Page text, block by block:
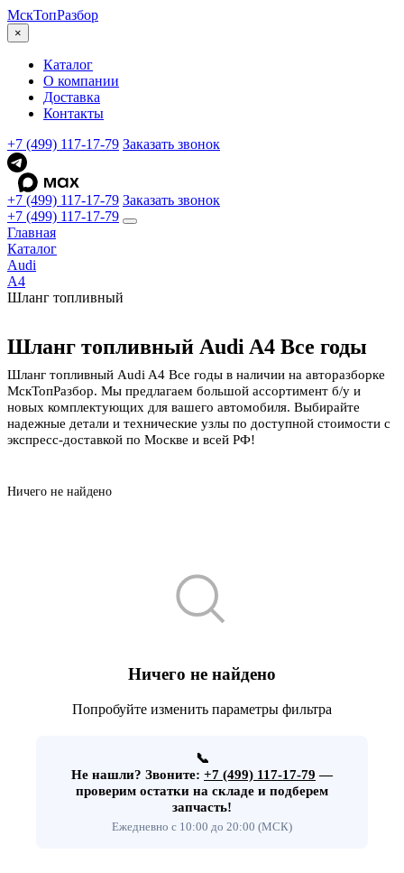
МскТопРазбор
×
Каталог
О компании
Доставка
Контакты
+7 (499) 117-17-79 Заказать звонок
+7 (499) 117-17-79 Заказать звонок
+7 (499) 117-17-79
Главная
Каталог
Audi
A4
Шланг топливный
Шланг топливный Audi A4 Все годы
Шланг топливный Audi A4 Все годы в наличии на авторазборке
МскТопРазбор. Мы предлагаем большой ассортимент б/у и
новых комплектующих для вашего автомобиля. Выбирайте
надежные детали и технические узлы по доступной стоимости с
экспресс-доставкой по Москве и всей РФ!
Ничего не найдено
Ничего не найдено
Попробуйте изменить параметры фильтра
📞
Не нашли? Звоните: +7 (499) 117-17-79 —
проверим остатки на складе и подберем
запчасть!
Ежедневно с 10:00 до 20:00 (МСК)